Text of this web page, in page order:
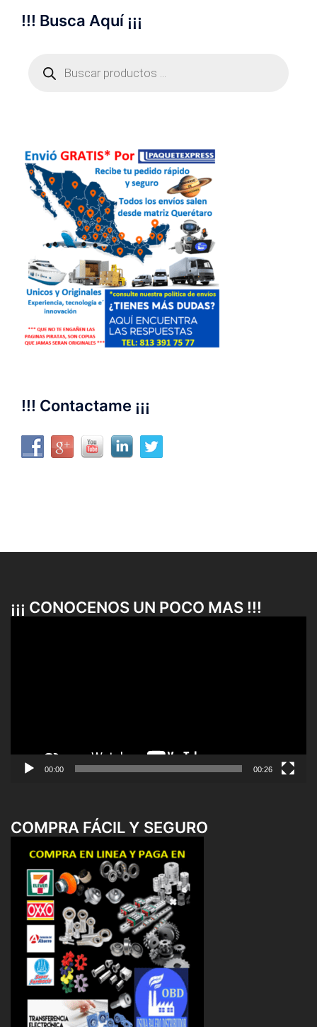
!!! Busca Aquí ¡¡¡
productos
!!! Contactame ¡¡¡
¡¡¡ CONOCENOS UN POCO MAS !!!
00:00 00:26
COMPRA FÁCIL Y SEGURO